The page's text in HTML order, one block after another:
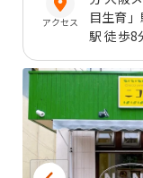
アクセス
目生育
駅 徒歩8